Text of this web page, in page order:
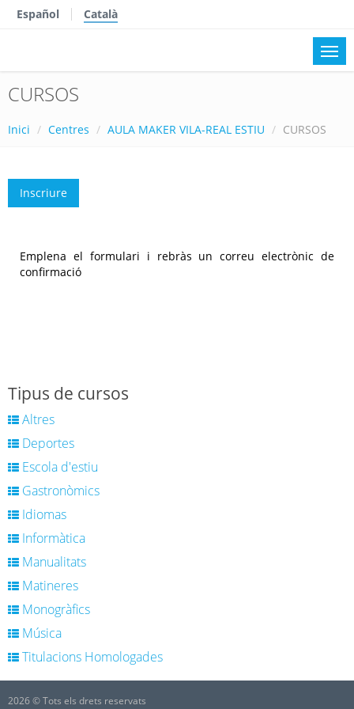
Español Català
CURSOS
Inici Centres AULA MAKER VILA-REAL ESTIU CURSOS
Inscriure
Emplena el formulari i rebràs un correu electrònic de
confirmació
Tipus de cursos
Altres
Deportes
Escola d'estiu
Gastronòmics
Idiomas
Informàtica
Manualitats
Matineres
Monogràfics
Música
Titulacions Homologades
2026 © Tots els drets reservats